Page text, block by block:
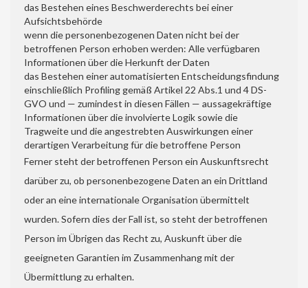
das Bestehen eines Beschwerderechts bei einer
Aufsichtsbehörde
wenn die personenbezogenen Daten nicht bei der
betroffenen Person erhoben werden: Alle verfügbaren
Informationen über die Herkunft der Daten
das Bestehen einer automatisierten Entscheidungsfindung
einschließlich Profiling gemäß Artikel 22 Abs.1 und 4 DS-
GVO und — zumindest in diesen Fällen — aussagekräftige
Informationen über die involvierte Logik sowie die
Tragweite und die angestrebten Auswirkungen einer
derartigen Verarbeitung für die betroffene Person
Ferner steht der betroffenen Person ein Auskunftsrecht
darüber zu, ob personenbezogene Daten an ein Drittland
oder an eine internationale Organisation übermittelt
wurden. Sofern dies der Fall ist, so steht der betroffenen
Person im Übrigen das Recht zu, Auskunft über die
geeigneten Garantien im Zusammenhang mit der
Übermittlung zu erhalten.